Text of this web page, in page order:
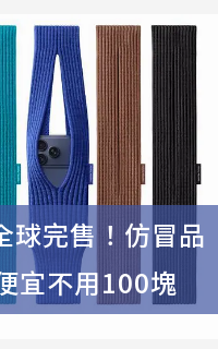
球完售！仿冒品
宜不用100塊